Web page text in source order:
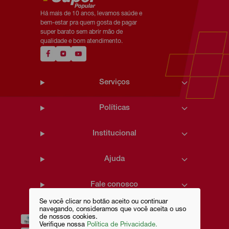
Se você clicar no botão aceito ou continuar
navegando, consideramos que você aceita o uso
de nossos cookies.
Verifique nossa Política de Privacidade.
Há mais de 10 anos, levamos saúde e
bem-estar pra quem gosta de pagar
super barato sem abrir mão de
qualidade e bom atendimento.
Serviços
Políticas
Institucional
Ajuda
Fale conosco